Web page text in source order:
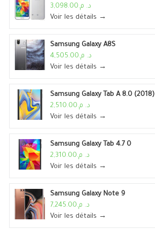
د. م.3,098.00
Voir les détails →
Samsung Galaxy A8S
د. م.4,505.00
Voir les détails →
Samsung Galaxy Tab A 8.0 (2018)
د. م.2,510.00
Voir les détails →
Samsung Galaxy Tab 4.7 0
د. م.2,310.00
Voir les détails →
Samsung Galaxy Note 9
د. م.7,245.00
Voir les détails →